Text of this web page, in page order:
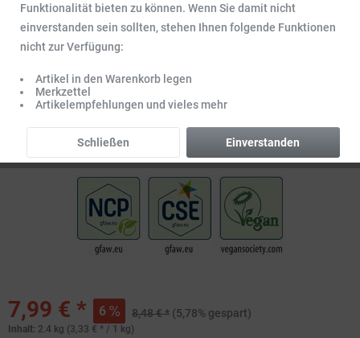
7,99 € * 6 8,48 € * (5,78% gespart)
Inhalt: 2.4 kg (3,33 € * / 1 kg)
Funktionalität bieten zu können. Wenn Sie damit nicht
einverstanden sein sollten, stehen Ihnen folgende Funktionen
nicht zur Verfügung:
Artikel in den Warenkorb legen
Merkzettel
Artikelempfehlungen und vieles mehr
Einverstanden
Schließen